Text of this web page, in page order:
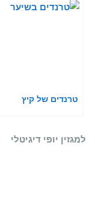
טרנדים של קיץ
למגזין יופי דיגיטלי